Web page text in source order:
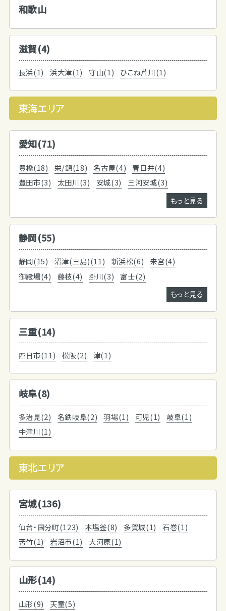
和歌山
滋賀(4)
長浜(1) 浜大津(1) 守山(1) ひこね芹川(1)
東海エリア
愛知(71)
豊橋(18) 栄/錦(18) 名古屋(4)
春日井(4)
豊田市(3)
太田川(3) 安城(3)
三河安城(3)
もっと見る
静岡(55)
静岡(15) 沼津(三島)(11) 新浜松(6)
来宮(4)
御殿場(4)
藤枝(4) 掛川(3)
富士(2)
もっと見る
三重(14)
四日市(11) 松阪(2) 津(1)
岐阜(8)
多治見(2) 名鉄岐阜(2) 羽場(1) 可児(1)
岐阜(1)
中津川(1)
東北エリア
宮城(136)
仙台・国分町(123) 本塩釜(8) 多賀城(1)
石巻(1)
苦竹(1)
岩沼市(1) 大河原(1)
山形(14)
山形(9) 天童(5)